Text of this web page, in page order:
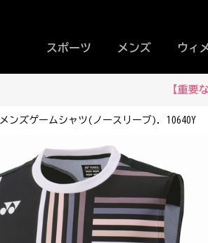
スポーツ メンズ ウィ
【重要
メンズゲームシャツ(ノースリーブ). 10640Y